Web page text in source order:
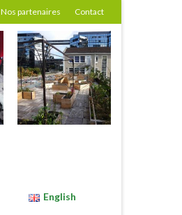
Nos partenaires Contact
English